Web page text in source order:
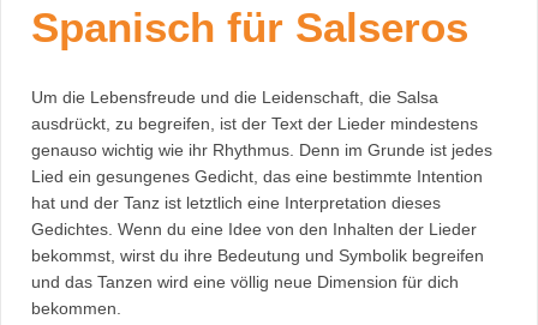
Spanisch für Salseros
Um die Lebensfreude und die Leidenschaft, die Salsa
ausdrückt, zu begreifen, ist der Text der Lieder mindestens
genauso wichtig wie ihr Rhythmus. Denn im Grunde ist jedes
Lied ein gesungenes Gedicht, das eine bestimmte Intention
hat und der Tanz ist letztlich eine Interpretation dieses
Gedichtes. Wenn du eine Idee von den Inhalten der Lieder
bekommst, wirst du ihre Bedeutung und Symbolik begreifen
und das Tanzen wird eine völlig neue Dimension für dich
bekommen.